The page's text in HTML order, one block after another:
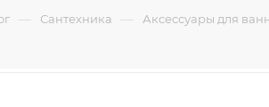
— Сантехника — Аксессуары для